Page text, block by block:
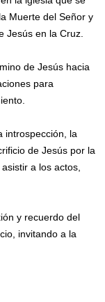
Muerte del Señor y
Jesús en la Cruz.
de Jesús hacia
para
introspección, la
de Jesús por la
a los actos,
y recuerdo del
invitando a la